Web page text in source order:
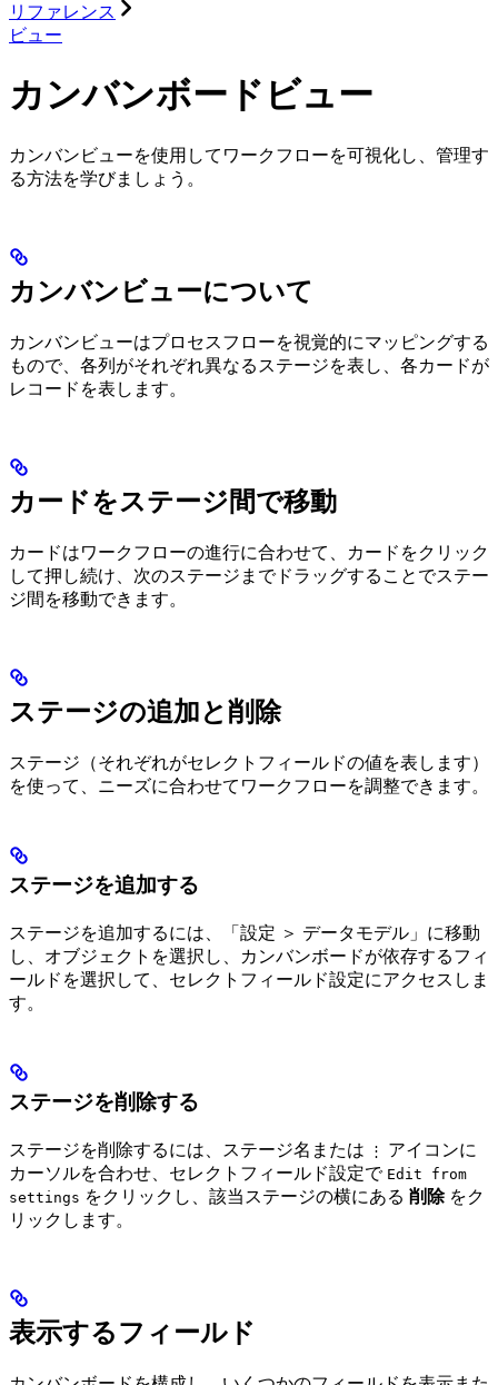
リファレンス
ビュー
カンバンボードビュー
カンバンビューを使用してワークフローを可視化し、管理す
る方法を学びましょう。
カンバンビューについて
カンバンビューはプロセスフローを視覚的にマッピングする
もので、各列がそれぞれ異なるステージを表し、各カードが
レコードを表します。
カードをステージ間で移動
カードはワークフローの進行に合わせて、カードをクリック
して押し続け、次のステージまでドラッグすることでステー
ジ間を移動できます。
ステージの追加と削除
ステージ（それぞれがセレクトフィールドの値を表します）
を使って、ニーズに合わせてワークフローを調整できます。
ステージを追加する
ステージを追加するには、「設定 ＞ データモデル」に移動
し、オブジェクトを選択し、カンバンボードが依存するフィ
ールドを選択して、セレクトフィールド設定にアクセスしま
す。
ステージを削除する
ステージを削除するには、ステージ名または ⋮
アイコンに
カーソルを合わせ、セレクトフィールド設定で Edit from
settings をクリックし、該当ステージの横にある 削除をク
リックします。
表示するフィールド